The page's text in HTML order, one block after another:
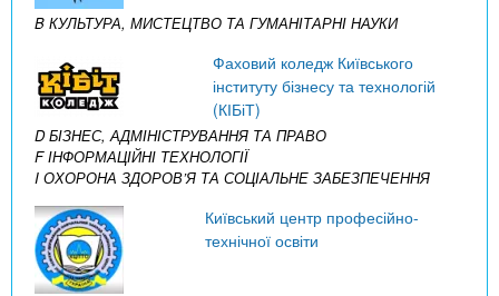
B КУЛЬТУРА, МИСТЕЦТВО ТА ГУМАНІТАРНІ НАУКИ
Фаховий коледж Київського
інституту бізнесу та технологій
(КІБіТ)
D БІЗНЕС, АДМІНІСТРУВАННЯ ТА ПРАВО
F ІНФОРМАЦІЙНІ ТЕХНОЛОГІЇ
I ОХОРОНА ЗДОРОВ’Я ТА СОЦІАЛЬНЕ ЗАБЕЗПЕЧЕННЯ
Київський центр професійно-
технічної освіти